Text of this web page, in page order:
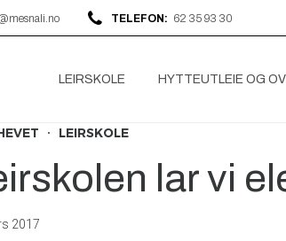
TELEFON: 62 35 93 30
LEIRSKOLE HYTTEUTLEIE OG
LEIRSKOLE
lar vi
2017